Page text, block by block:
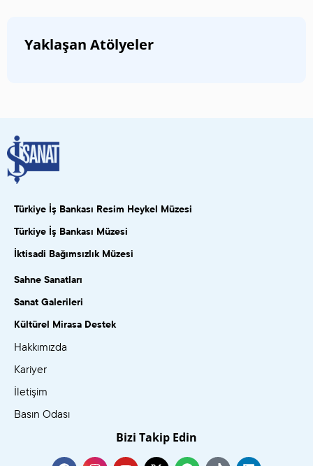
Yaklaşan Atölyeler
Türkiye İş Bankası Resim Heykel Müzesi
Türkiye İş Bankası Müzesi
İktisadi Bağımsızlık Müzesi
Sahne Sanatları
Sanat Galerileri
Kültürel Mirasa Destek
Hakkımızda
Kariyer
İletişim
Basın Odası
Bizi Takip Edin